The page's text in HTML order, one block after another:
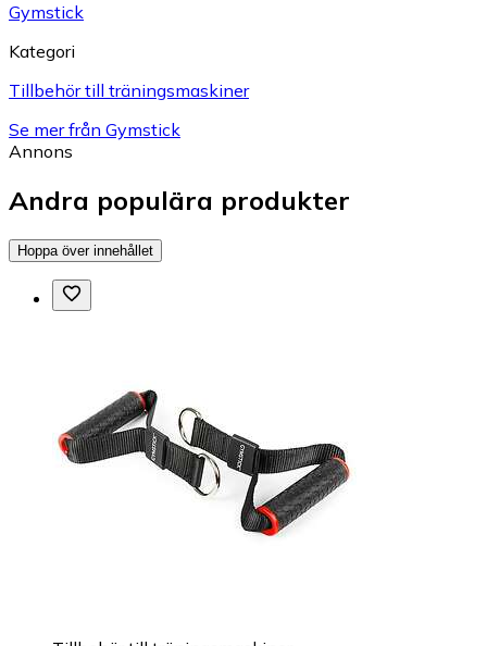
Gymstick
Kategori
Tillbehör till träningsmaskiner
Se mer från Gymstick
Annons
Andra populära produkter
Hoppa över innehållet